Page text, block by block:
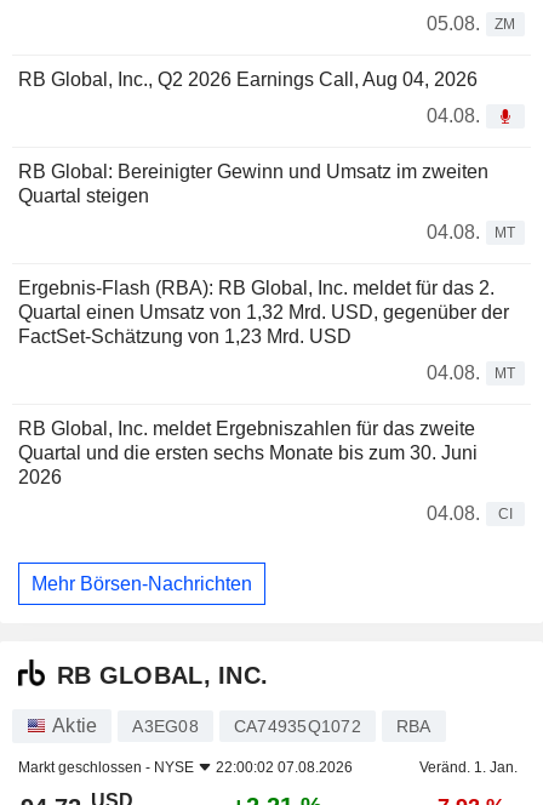
05.08.
ZM
RB Global, Inc., Q2 2026 Earnings Call, Aug 04, 2026
04.08.
RB Global: Bereinigter Gewinn und Umsatz im zweiten
Quartal steigen
04.08.
MT
Ergebnis-Flash (RBA): RB Global, Inc. meldet für das 2.
Quartal einen Umsatz von 1,32 Mrd. USD, gegenüber der
FactSet-Schätzung von 1,23 Mrd. USD
04.08.
MT
RB Global, Inc. meldet Ergebniszahlen für das zweite
Quartal und die ersten sechs Monate bis zum 30. Juni
2026
04.08.
CI
Mehr Börsen-Nachrichten
RB GLOBAL, INC.
Aktie A3EG08 CA74935Q1072 RBA
Markt geschlossen - NYSE 22:00:02 07.08.2026 Veränd. 1. Jan.
USD